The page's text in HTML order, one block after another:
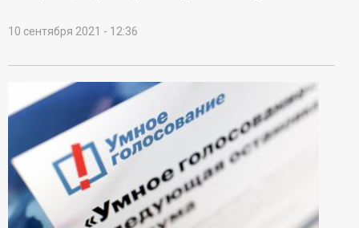
10 сентября 2021 - 12:36